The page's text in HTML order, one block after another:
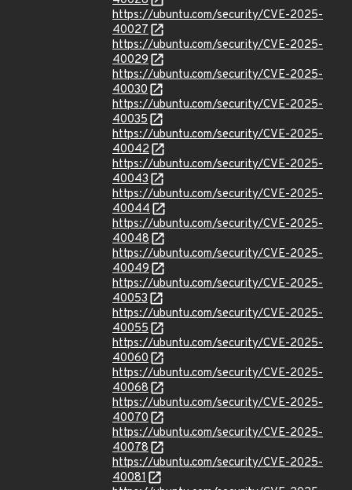
https://ubuntu.com/security/CVE-2025-
40027
https://ubuntu.com/security/CVE-2025-
40029
https://ubuntu.com/security/CVE-2025-
40030
https://ubuntu.com/security/CVE-2025-
40035
https://ubuntu.com/security/CVE-2025-
40042
https://ubuntu.com/security/CVE-2025-
40043
https://ubuntu.com/security/CVE-2025-
40044
https://ubuntu.com/security/CVE-2025-
40048
https://ubuntu.com/security/CVE-2025-
40049
https://ubuntu.com/security/CVE-2025-
40053
https://ubuntu.com/security/CVE-2025-
40055
https://ubuntu.com/security/CVE-2025-
40060
https://ubuntu.com/security/CVE-2025-
40068
https://ubuntu.com/security/CVE-2025-
40070
https://ubuntu.com/security/CVE-2025-
40078
https://ubuntu.com/security/CVE-2025-
40081